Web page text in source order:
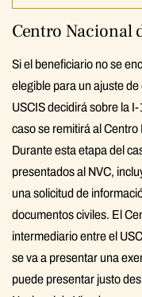
Centro Nacional
Si el beneficiario no se
elegible para un ajuste
USCIS decidirá sobre la
caso se remitirá al
Durante esta etapa del
presentados al NVC,
una solicitud de
documentos civiles. El
intermediario entre el
se va a presentar una
puede presentar justo